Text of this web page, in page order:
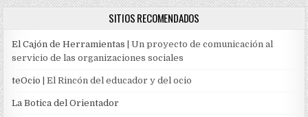
SITIOS RECOMENDADOS
El Cajón de Herramientas | Un proyecto de comunicación al
servicio de las organizaciones sociales
teOcio | El Rincón del educador y del ocio
La Botica del Orientador